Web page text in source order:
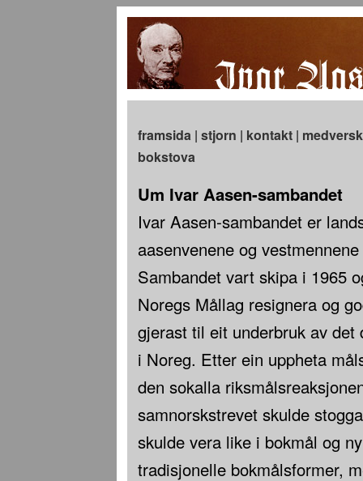
framsida| stjorn | kontakt|
bokstova
Um Ivar Aasen-sambandet
Ivar Aasen-sambandet er
aasenvenene og
Sambandet vart skipa i 1965
Noregs Mållag resignera og
gjerast til eit underbruk av
i Noreg. Etter ein uppheta
den sokalla
samnorskstrevet skulde
skulde vera like i bokmål og
tradisjonelle bokmålsformer,